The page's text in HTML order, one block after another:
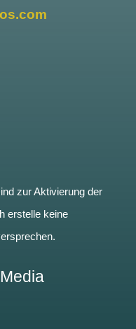
zur Aktivierung der
erstelle keine